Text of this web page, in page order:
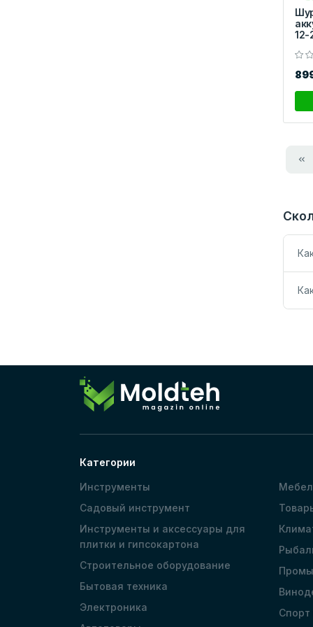
12-
Категории
Инструменты
Садовый инструмент
Инструменты и аксессуары для
плитки и гипсокартона
Строительное оборудование
Бытовая техника
Электроника
Спорт